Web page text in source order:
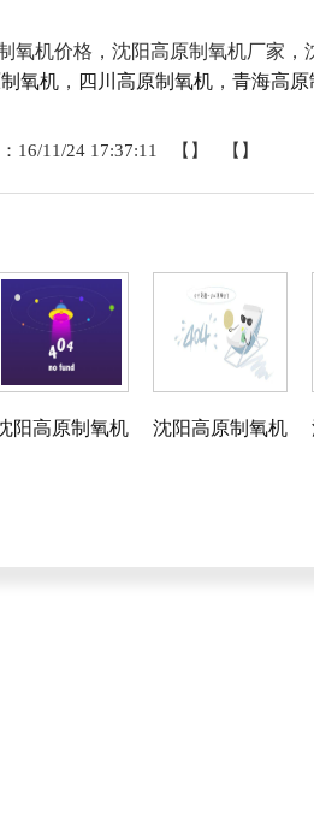
氧机价格，沈阳高原制氧机厂家
氧机， 四川高原制氧机， 青海高原
16/11/24 17:37:11 【】 【】
阳高原制氧机 沈阳高原制氧机